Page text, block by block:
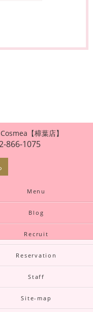
【樟葉店】
866-1075
Menu
Blog
Recruit
Reservation
Staff
Site-map